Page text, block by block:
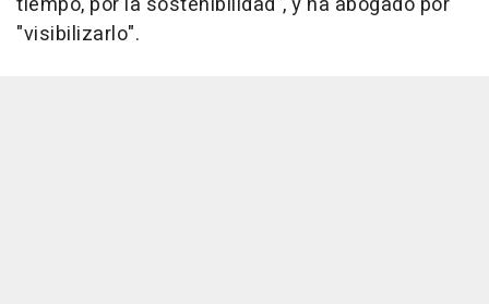
"visibilizarlo".